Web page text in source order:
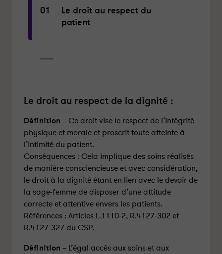
01
Le droit au respect du
patient
Le droit au respect de la dignité :
Définition – Ce droit vise le respect de l’intégrité
physique et morale et proscrit toute atteinte à
l’intimité du patient.
Conséquences : Cela implique des soins réalisés
de manière consciencieuse et avec considération,
le droit à la dignité étant en lien avec le devoir de
la sage-femme de disposer d’une attitude
correcte et attentive envers les patients.
Références : Articles L.1110-2, R.4127-302 et
R.4127-327 du CSP.
Définition – L’égal accès aux soins et aux